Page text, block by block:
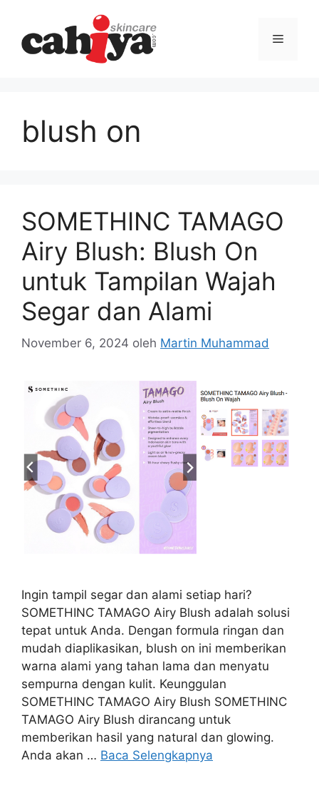
Menu
blush on
SOMETHINC TAMAGO
Airy Blush: Blush On
untuk Tampilan Wajah
Segar dan Alami
November 6, 2024 oleh Martin Muhammad
Ingin tampil segar dan alami setiap hari?
SOMETHINC TAMAGO Airy Blush adalah solusi
tepat untuk Anda. Dengan formula ringan dan
mudah diaplikasikan, blush on ini memberikan
warna alami yang tahan lama dan menyatu
sempurna dengan kulit. Keunggulan
SOMETHINC TAMAGO Airy Blush SOMETHINC
TAMAGO Airy Blush dirancang untuk
memberikan hasil yang natural dan glowing.
Anda akan … Baca Selengkapnya